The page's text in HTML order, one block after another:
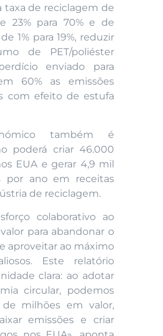
de reciclagem de
23% para 70% e de
1% para 19%, reduzir
de PET/poliéster
enviado para
60% as emissões
com efeito de estufa
também é
poderá criar 46.000
EUA e gerar 4,9 mil
por ano em receitas
de reciclagem.
colaborativo ao
para abandonar o
aproveitar ao máximo
Este relatório
clara: ao adotar
circular, podemos
de milhões em valor,
emissões e criar